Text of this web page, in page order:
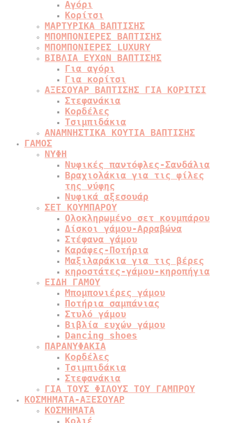
Αγόρι
Κορίτσι
ΜΑΡΤΥΡΙΚΑ ΒΑΠΤΙΣΗΣ
ΜΠΟΜΠΟΝΙΕΡΕΣ ΒΑΠΤΙΣΗΣ
ΜΠΟΜΠΟΝΙΕΡΕΣ LUXURY
ΒΙΒΛΙΑ ΕΥΧΩΝ ΒΑΠΤΙΣΗΣ
Για αγόρι
Για κορίτσι
ΑΞΕΣΟΥΑΡ ΒΑΠΤΙΣΗΣ ΓΙΑ ΚΟΡΙΤΣΙ
Στεφανάκια
Κορδέλες
Τσιμπιδάκια
ΑΝΑΜΝΗΣΤΙΚΑ ΚΟΥΤΙΑ ΒΑΠΤΙΣΗΣ
ΓΑΜΟΣ
ΝΥΦΗ
Νυφικές παντόφλες-Σανδάλια
Βραχιολάκια για τις φίλες
της νύφης
Νυφικά αξεσουάρ
ΣΕΤ ΚΟΥΜΠΑΡΟΥ
Ολοκληρωμένο σετ κουμπάρου
Δίσκοι γάμου-Αρραβώνα
Στέφανα γάμου
Καράφες-Ποτήρια
Μαξιλαράκια για τις βέρες
κηροστάτες-γάμου-κηροπήγια
ΕΙΔΗ ΓΑΜΟΥ
Μπομπονιέρες γάμου
Ποτήρια σαμπάνιας
Στυλό γάμου
Βιβλία ευχών γάμου
Dancing shoes
ΠΑΡΑΝΥΦΑΚΙΑ
Κορδέλες
Τσιμπιδάκια
Στεφανάκια
ΓΙΑ ΤΟΥΣ ΦΙΛΟΥΣ ΤΟΥ ΓΑΜΠΡΟΥ
ΚΟΣΜΗΜΑΤΑ-ΑΞΕΣΟΥΑΡ
ΚΟΣΜΗΜΑΤΑ
Κολιέ